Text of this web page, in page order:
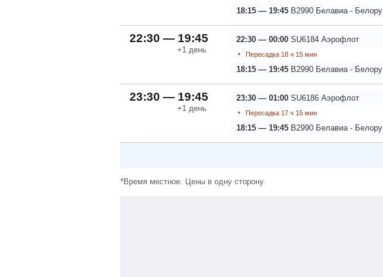
18:15 — 19:45 B2990 Белавиа - Белорусские авиалинии
22:30 — 19:45
+1 день
22:30 — 00:00 SU6184 Аэрофлот
Пересадка 18 ч 15 мин
18:15 — 19:45 B2990 Белавиа - Белорусские авиалинии
23:30 — 19:45
+1 день
23:30 — 01:00 SU6186 Аэрофлот
Пересадка 17 ч 15 мин
18:15 — 19:45 B2990 Белавиа - Белорусские авиалинии
*Время местное. Цены в одну сторону.